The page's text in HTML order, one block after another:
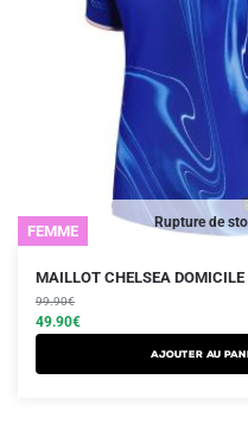
Rupture de
FEMME
MAILLOT CHELSEA
99.90€
Le
prix
initial
était :
49.90€
Le
prix
actuel
est :
AJOUTER AU
Ce
produit
a